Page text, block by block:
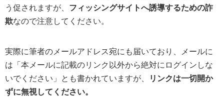
う促されますが、 フィッシングサイトへ誘導するための詐
欺なので注意してください。
実際に筆者のメールアドレス宛にも届いており、メールに
は「本メールに記載のリンク以外から絶対にログインしな
いでください」とも書かれていますが、
リンクは一切開か
ずに無視してください。